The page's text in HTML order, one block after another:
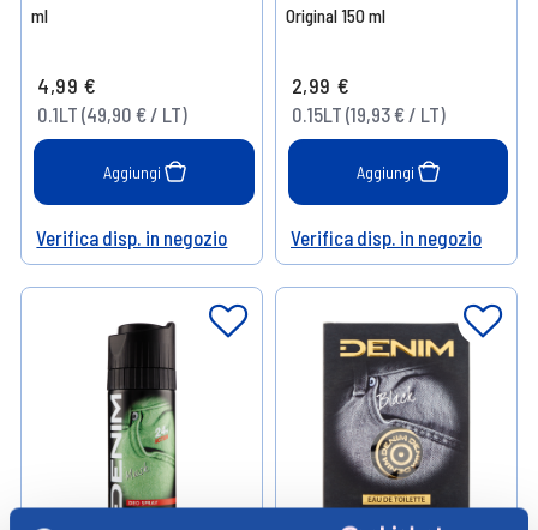
ml
4,99 €
0.1LT (49,90 € / LT)
Aggiungi
Help
Verifica disp. in negozio
Original 150 ml
2,99 €
0.15LT (19,93 € / LT)
Aggiungi
Help
Verifica disp. in negozio